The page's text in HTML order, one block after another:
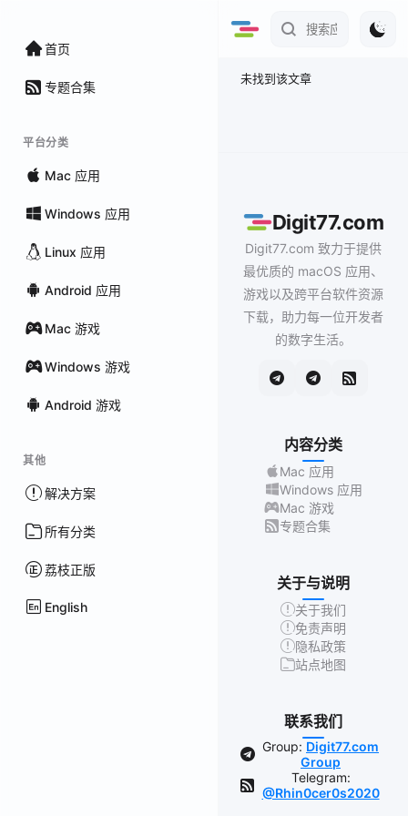
首页
专题合集
平台分类
Mac 应用
Windows 应用
Linux 应用
Android 应用
Mac 游戏
Windows 游戏
Android 游戏
其他
解决方案
所有分类
荔枝正版
English
未找到该文章
Digit77.com
Digit77.com 致力于提供
最优质的 macOS 应用、
游戏以及跨平台软件资源
下载，助力每一位开发者
的数字生活。
内容分类
Mac 应用
Windows 应用
Mac 游戏
专题合集
关于与说明
关于我们
免责声明
隐私政策
站点地图
联系我们
Group: Digit77.com
Group
Telegram:
@Rhin0cer0s2020